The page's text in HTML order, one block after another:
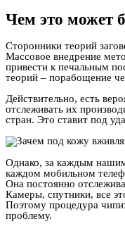
Чем это может
Сторонники теорий
Массовое внедрение
привести к печальным
теорий – порабощение
Действительно, есть
отслеживать их
стран. Это ставит под
Однако, за каждым
каждом мобильном
Она постоянно
Камеры, спутники, все
Поэтому процедура
проблему.